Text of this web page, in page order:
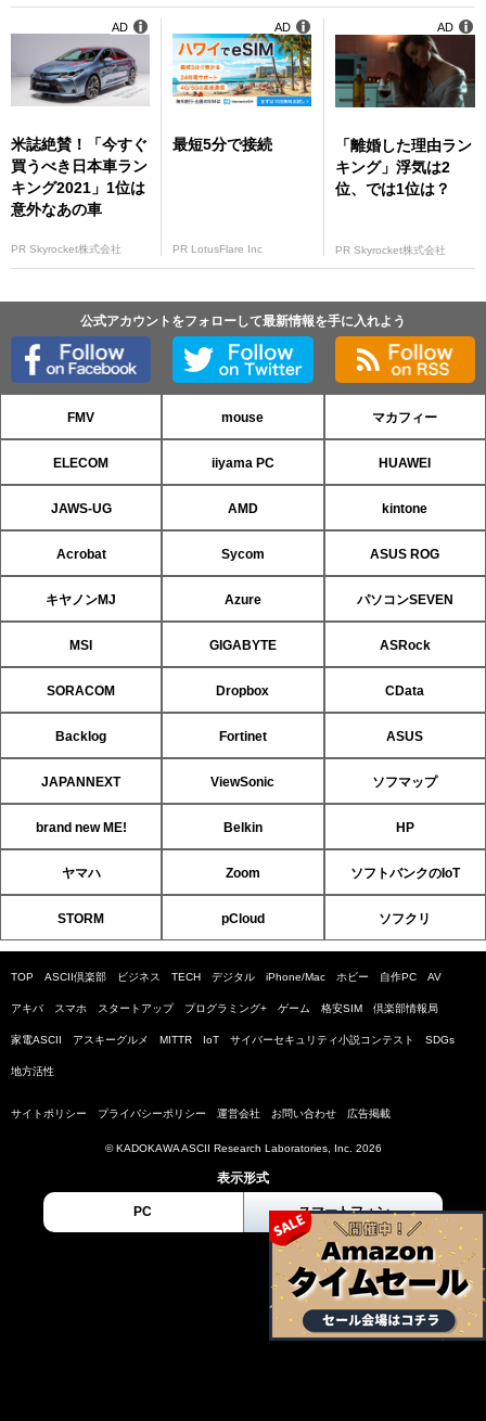
米誌絶賛！「今すぐ
買うべき日本車ラン
キング2021」1位は
意外なあの車
PR Skyrocket株式会社
AD
最短5分で接続
PR LotusFlare Inc
AD
「離婚した理由ラン
キング」浮気は2
位、では1位は？
PR Skyrocket株式会社
AD
公式アカウントをフォローして最新情報を手に入れよう
FMV mouse マカフィー
ELECOM iiyama PC HUAWEI
JAWS-UG AMD kintone
Acrobat Sycom ASUS ROG
キヤノンMJ Azure パソコンSEVEN
MSI GIGABYTE ASRock
SORACOM Dropbox CData
Backlog Fortinet ASUS
JAPANNEXT ViewSonic ソフマップ
brand new ME! Belkin HP
ヤマハ Zoom ソフトバンクのIoT
STORM pCloud ソフクリ
TOP ASCII倶楽部 ビジネス TECH デジタル iPhone/Mac ホビー 自作PC AV
アキバ スマホ スタートアップ プログラミング+ ゲーム 格安SIM 倶楽部情報局
家電ASCII アスキーグルメ MITTR IoT サイバーセキュリティ小説コンテスト SDGs
地方活性
サイトポリシー プライバシーポリシー 運営会社 お問い合わせ 広告掲載
© KADOKAWA ASCII Research Laboratories, Inc. 2026
表示形式
PC スマートフォン